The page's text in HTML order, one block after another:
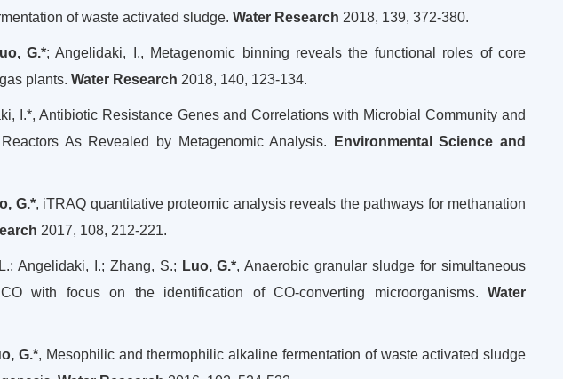
of waste activated sludge.Water Research 2018, 139, 372-380.
G.*; Angelidaki, I., Metagenomic binning reveals the functional roles of core
plants.Water Research 2018, 140, 123-134.
I.*, Antibiotic Resistance Genes and Correlations with Microbial Community and
As Revealed by Metagenomic Analysis.
Environmental Science and
G.*, iTRAQ quantitative proteomic analysis reveals the pathways for methanation
2017, 108, 212-221.
Angelidaki, I.; Zhang, S.; Luo, G.*, Anaerobic granular sludge for simultaneous
with focus on the identification of CO-converting microorganisms.Water
G.*, Mesophilic and thermophilic alkaline fermentation of waste activated sludge